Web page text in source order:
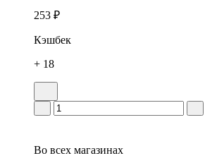
253 ₽
Кэшбек
+ 18
Во всех магазинах